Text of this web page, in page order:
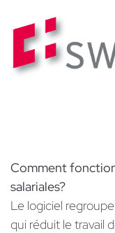
Comment
salariales?
Le logiciel
qui réduit le travail